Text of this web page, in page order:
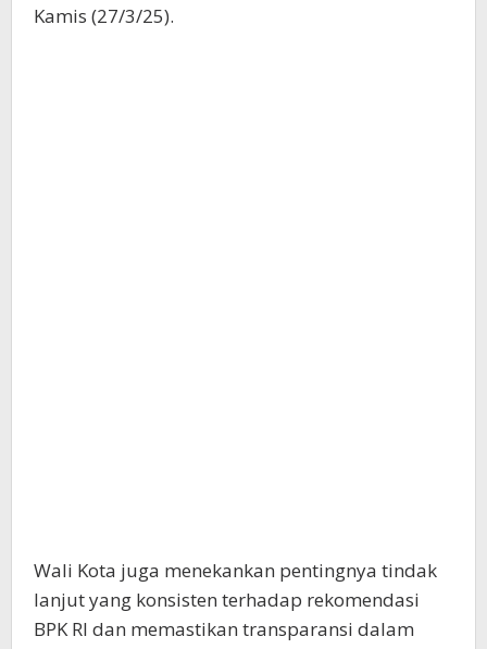
Kamis (27/3/25).
Wali Kota juga menekankan pentingnya tindak
lanjut yang konsisten terhadap rekomendasi
BPK RI dan memastikan transparansi dalam